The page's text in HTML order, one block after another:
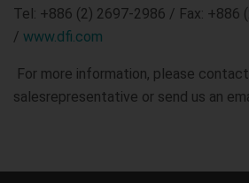
Tel: +886 (2) 2697-2986 / Fax: +886
/ www.dfi.com
For more information, please
salesrepresentative or send us an